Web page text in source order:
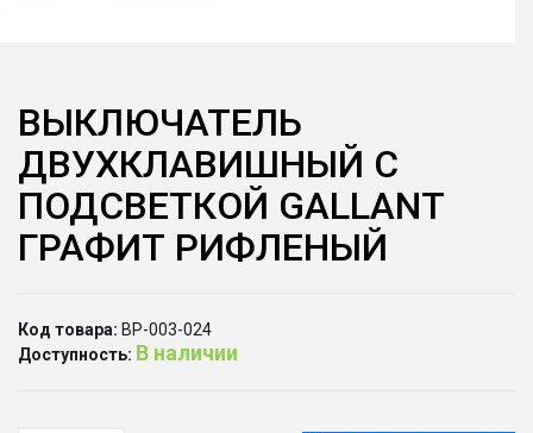
ВЫКЛЮЧАТЕЛЬ
ДВУХКЛАВИШНЫЙ С
ПОДСВЕТКОЙ GALLANT
ГРАФИТ РИФЛЕНЫЙ
Код товара: ВР-003-024
Доступность: В наличии